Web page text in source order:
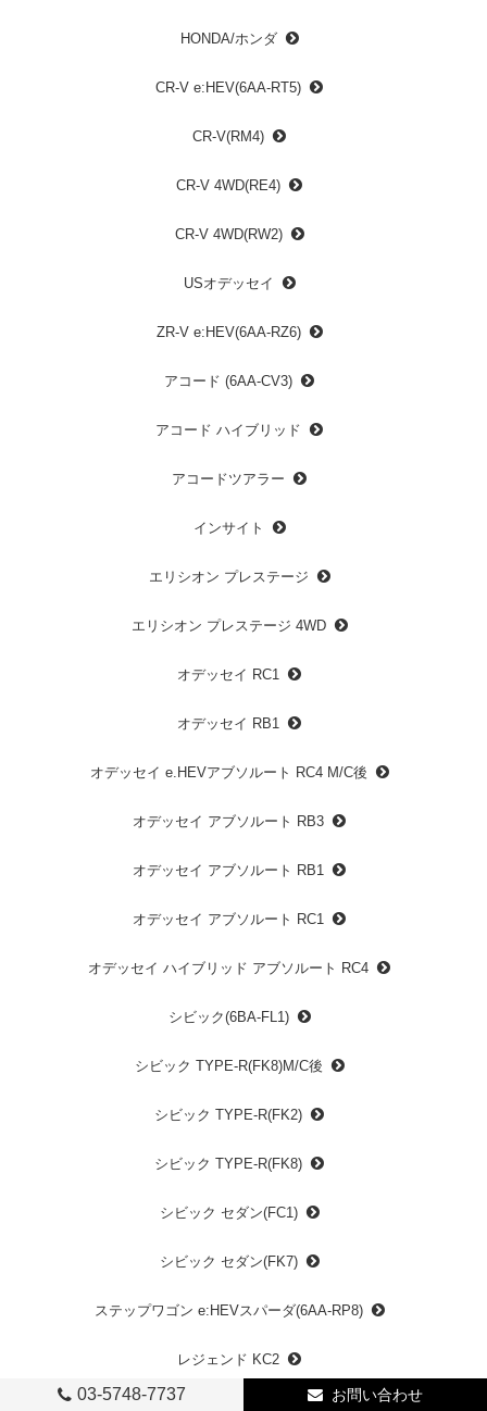
03-5748-7737 お問い合わせ
HONDA/ホンダ
CR-V e:HEV(6AA-RT5)
CR-V(RM4)
CR-V 4WD(RE4)
CR-V 4WD(RW2)
USオデッセイ
ZR-V e:HEV(6AA-RZ6)
アコード (6AA-CV3)
アコード ハイブリッド
アコードツアラー
インサイト
エリシオン プレステージ
エリシオン プレステージ 4WD
オデッセイ RC1
オデッセイ RB1
オデッセイ e.HEVアブソルート RC4 M/C後
オデッセイ アブソルート RB3
オデッセイ アブソルート RB1
オデッセイ アブソルート RC1
オデッセイ ハイブリッド アブソルート RC4
シビック(6BA-FL1)
シビック TYPE-R(FK8)M/C後
シビック TYPE-R(FK2)
シビック TYPE-R(FK8)
シビック セダン(FC1)
シビック セダン(FK7)
ステップワゴン e:HEVスパーダ(6AA-RP8)
レジェンド KC2